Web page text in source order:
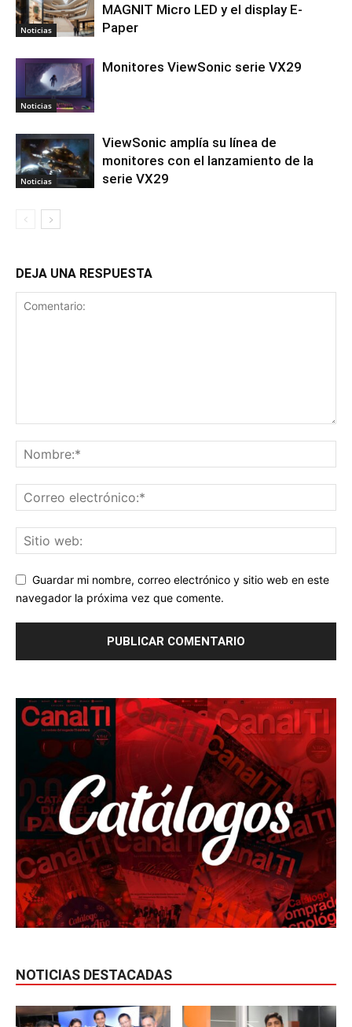
Noticias
MAGNIT Micro LED y el display E-
Paper
Noticias
Monitores ViewSonic serie VX29
Noticias
ViewSonic amplía su línea de
monitores con el lanzamiento de la
serie VX29
DEJA UNA RESPUESTA
Guardar mi nombre, correo electrónico y sitio web en este
navegador la próxima vez que comente.
NOTICIAS DESTACADAS